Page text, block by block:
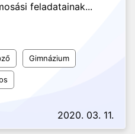
feladatainak...
Gimnázium
2020. 03. 11.